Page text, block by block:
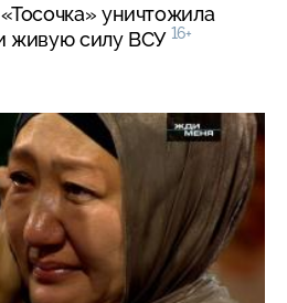
уничтожила
живую силу ВСУ 16+